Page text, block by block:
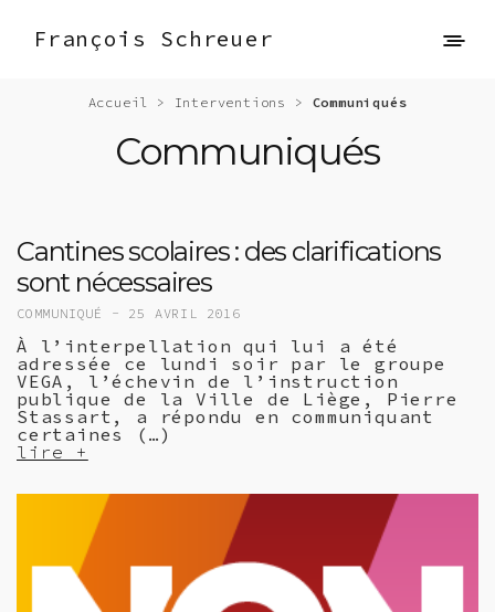
François Schreuer
Accueil > Interventions > Communiqués
Communiqués
Cantines scolaires : des clarifications
sont nécessaires
COMMUNIQUÉ - 25 AVRIL 2016
À l’interpellation qui lui a été
adressée ce lundi soir par le groupe
VEGA, l’échevin de l’instruction
publique de la Ville de Liège, Pierre
Stassart, a répondu en communiquant
certaines (…)
lire +